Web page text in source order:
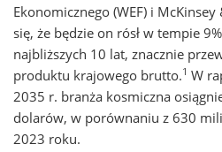
Ekonomicznego (WEF) i
się, że będzie on rósł w tempie
najbliższych 10 lat, znacznie
produktu krajowego brutto.1 W
2035 r. branża kosmiczna
dolarów, w porównaniu z 630
2023 roku.